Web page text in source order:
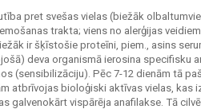
pret svešas vielas (biežāk
trakta; viens no alerģijas
ir šķīstošie proteīni, piem., asins
deva organismā ierosina specifisku
(sensibilizāciju). Pēc 7-12 dienām tā
atbrīvojas bioloģiski aktīvas vielas, kas
galvenokārt vispārēja anafilakse. Tā